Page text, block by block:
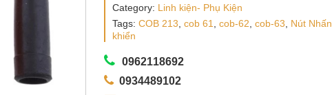
Category: Linh kiện- Phụ Kiện
Tags: COB 213 cob 61 cob-62 cob-63 Nút Nhấn
khiển
0962118692
0934489102